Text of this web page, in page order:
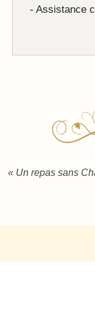
- Assistance
« Un repas sans